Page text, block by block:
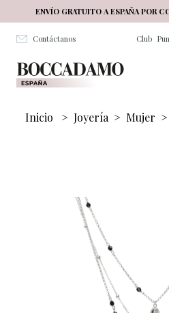
Salta al contenuto principale
ENVÍO GRATUITO A ESPAÑA POR
Contáctanos Club
Inicio > Joyería > Mujer >